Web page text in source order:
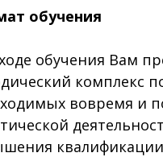
обучения
обучения Вам
комплекс
вовремя и